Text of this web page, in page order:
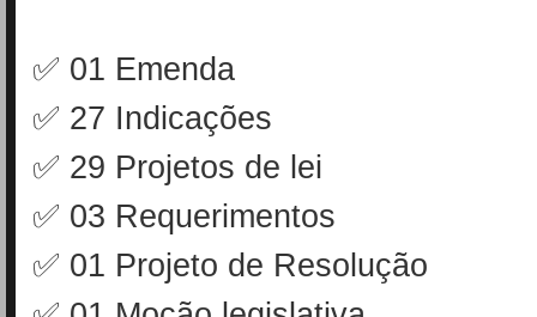
✅ 01 Emenda
✅ 27 Indicações
✅ 29 Projetos de lei
✅ 03 Requerimentos
✅ 01 Projeto de Resolução